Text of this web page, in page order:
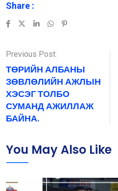
Share :
LinkedInWhatsapp
Pinterest
Previous Post:
ТӨРИЙН АЛБАНЫ
ЗӨВЛӨЛИЙН АЖЛЫН
ХЭСЭГ ТОЛБО
СУМАНД АЖИЛЛАЖ
БАЙНА.
You May Also Like